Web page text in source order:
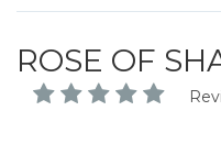
ROSE OF
Titel *